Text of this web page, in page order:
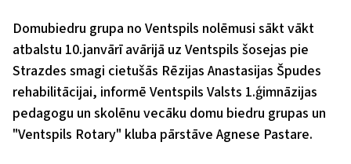
Domubiedru grupa no Ventspils nolēmusi sākt vākt
atbalstu 10.janvārī avārijā uz Ventspils šosejas pie
Strazdes smagi cietušās Rēzijas Anastasijas Špudes
rehabilitācijai, informē Ventspils Valsts 1.ģimnāzijas
pedagogu un skolēnu vecāku domu biedru grupas un
"Ventspils Rotary" kluba pārstāve Agnese Pastare.